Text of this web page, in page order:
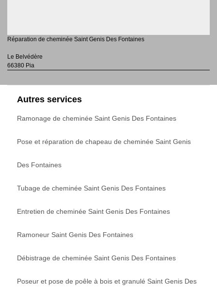
Réparation de cheminée Saint Genis Des Fontaines
Le Belvédère
66380 Pia
Autres services
Ramonage de cheminée Saint Genis Des Fontaines
Pose et réparation de chapeau de cheminée Saint Genis
Des Fontaines
Tubage de cheminée Saint Genis Des Fontaines
Entretien de cheminée Saint Genis Des Fontaines
Ramoneur Saint Genis Des Fontaines
Débistrage de cheminée Saint Genis Des Fontaines
Poseur et pose de poêle à bois et granulé Saint Genis Des